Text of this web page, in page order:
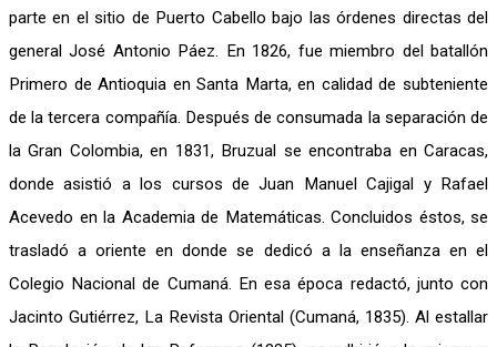
parte en el sitio de Puerto Cabello bajo las órdenes directas del
general José Antonio Páez. En 1826, fue miembro del batallón
Primero de Antioquia en Santa Marta, en calidad de subteniente
de la tercera compañía. Después de consumada la separación de
la Gran Colombia, en 1831, Bruzual se encontraba en Caracas,
donde asistió a los cursos de Juan Manuel Cajigal y Rafael
Acevedo en la Academia de Matemáticas. Concluidos éstos, se
trasladó a oriente en donde se dedicó a la enseñanza en el
Colegio Nacional de Cumaná. En esa época redactó, junto con
Jacinto Gutiérrez, La Revista Oriental (Cumaná, 1835). Al estallar